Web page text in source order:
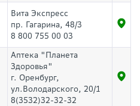
Вита Экспресс
пр. Гагарина, 48/3
8 800 755 00 03
Аптека "Планета
Здоровья"
г. Оренбург,
ул.Володарского, 20/1
8(3532)32-32-32